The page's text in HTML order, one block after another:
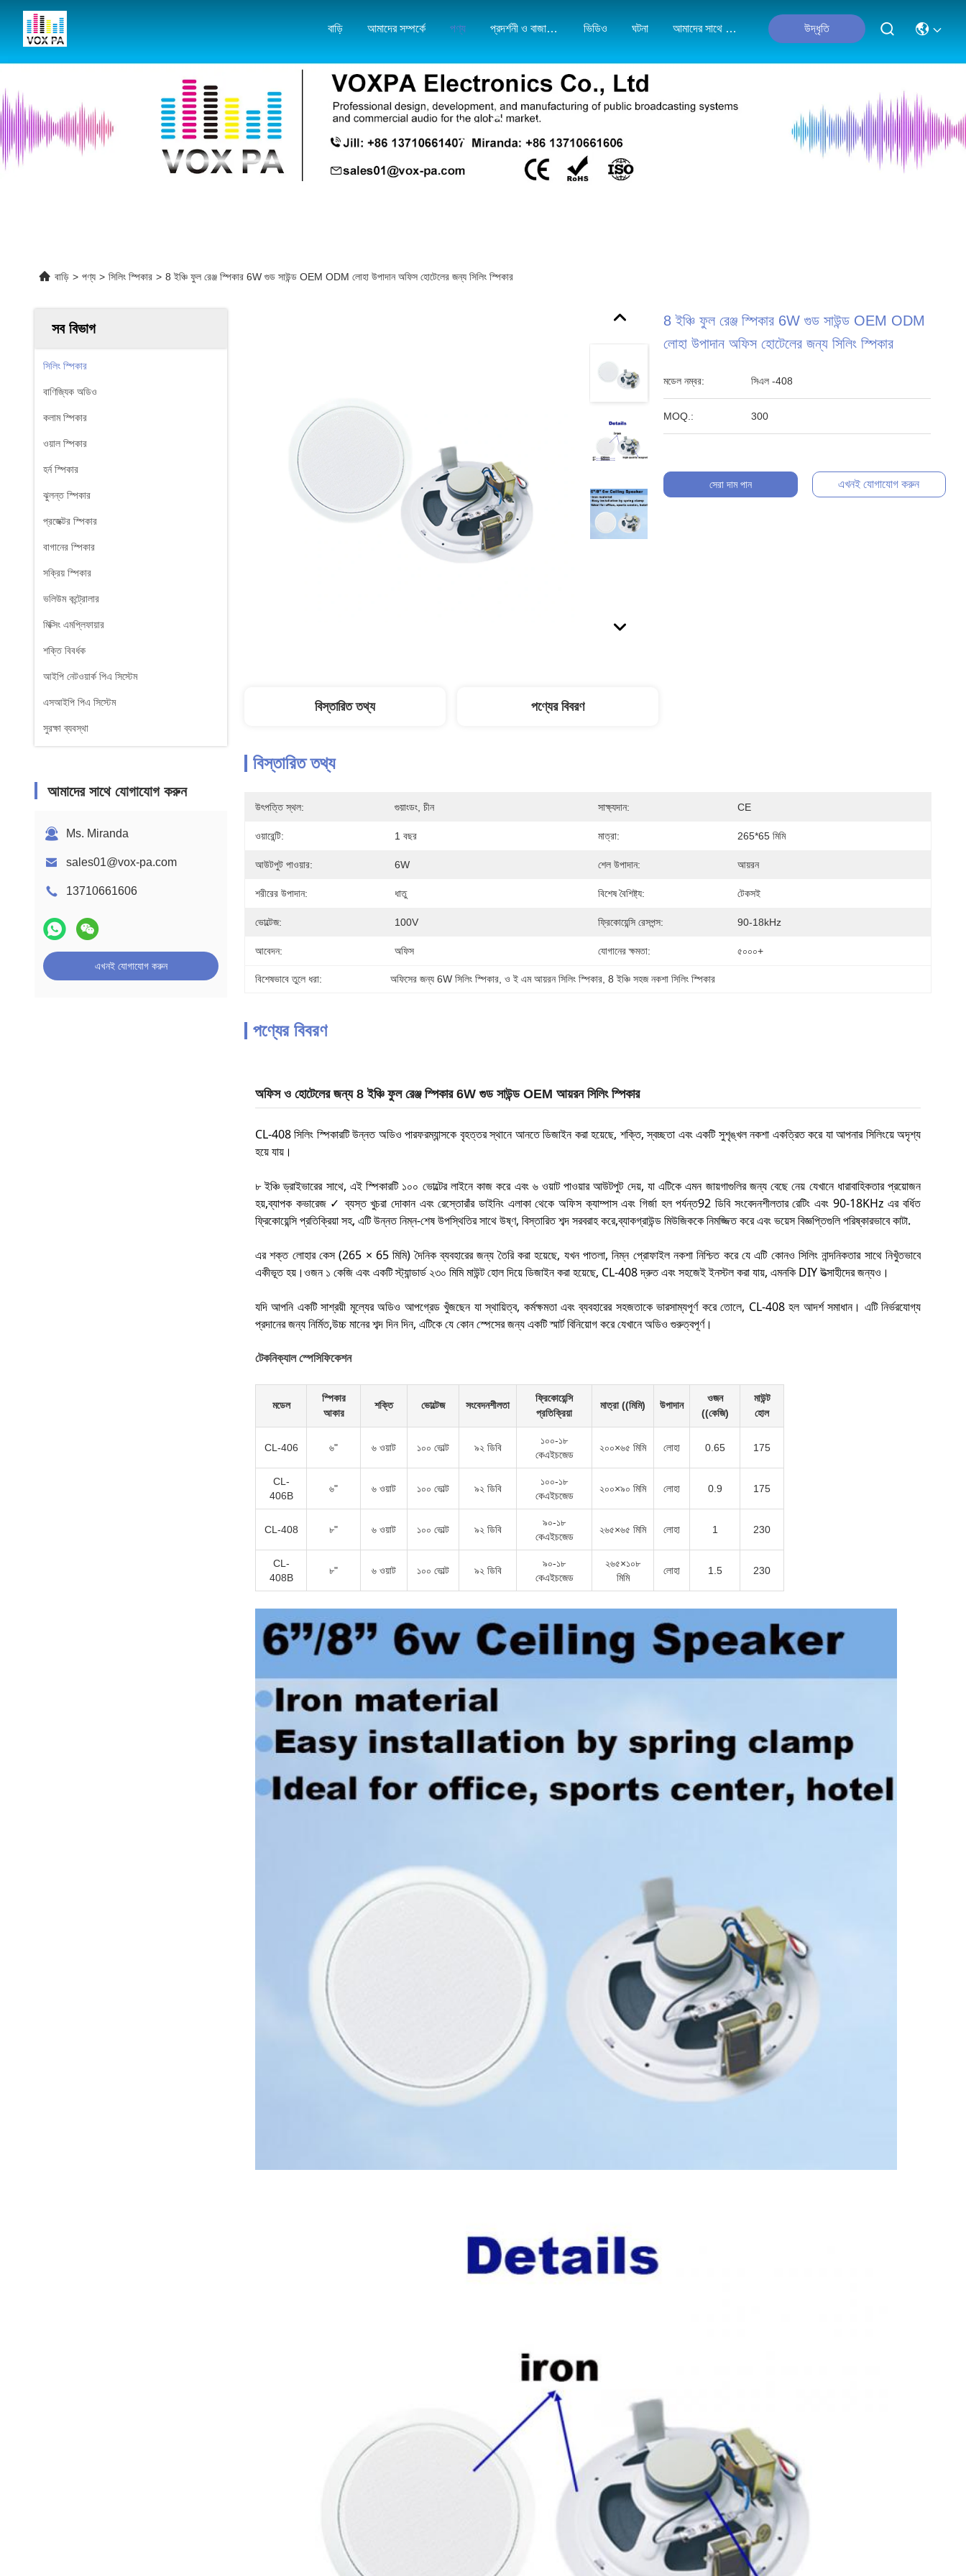
বাড়ি আমাদের সম্পর্কে পণ্য প্রদর্শনী ও বাজার মানচিত্র ভিডিও ঘটনা আমাদের সাথে যোগাযোগ করুন উদ্ধৃতি
পণ্যের বিবরণ
বাড়ি > পণ্য > সিলিং স্পিকার > 8 ইঞ্চি ফুল রেঞ্জ স্পিকার 6W গুড সাউন্ড OEM ODM লোহা উপাদান অফিস হোটেলের জন্য সিলিং স্পিকার
সব বিভাগ
সিলিং স্পিকার
বাণিজ্যিক অডিও
কলাম স্পিকার
ওয়াল স্পিকার
হর্ন স্পিকার
ঝুলন্ত স্পিকার
প্রজেক্টর স্পিকার
বাগানের স্পিকার
সক্রিয় স্পিকার
ভলিউম কন্ট্রোলার
মিক্সিং এমপ্লিফায়ার
শক্তি বিবর্ধক
আইপি নেটওয়ার্ক পিএ সিস্টেম
এসআইপি পিএ সিস্টেম
সুরক্ষা ব্যবস্থা
আমাদের সাথে যোগাযোগ করুন
Ms. Miranda
sales01@vox-pa.com
13710661606
এখনই যোগাযোগ করুন
8 ইঞ্চি ফুল রেঞ্জ স্পিকার 6W গুড সাউন্ড OEM ODM
লোহা উপাদান অফিস হোটেলের জন্য সিলিং স্পিকার
মডেল নম্বর: সিএল -408
MOQ.: 300
সেরা দাম পান এখনই যোগাযোগ করুন
বিস্তারিত তথ্য পণ্যের বিবরণ
বিস্তারিত তথ্য
উৎপত্তি স্থল: গুয়াংডং, চীন সাক্ষ্যদান: CE
ওয়ারেন্টি: 1 বছর মাত্রা: 265*65 মিমি
আউটপুট পাওয়ার: 6W শেল উপাদান: আয়রন
শরীরের উপাদান: ধাতু বিশেষ বৈশিষ্ট্য: টেকসই
ভোল্টেজ: 100V ফ্রিকোয়েন্সি রেসপন্স: 90-18kHz
আবেদন: অফিস যোগানের ক্ষমতা: ৫০০০+
বিশেষভাবে তুলে ধরা: অফিসের জন্য 6W সিলিং স্পিকার , ও ই এম আয়রন সিলিং স্পিকার , 8 ইঞ্চি সহজ নকশা সিলিং স্পিকার
পণ্যের বিবরণ
অফিস ও হোটেলের জন্য 8 ইঞ্চি ফুল রেঞ্জ স্পিকার 6W গুড সাউন্ড OEM আয়রন সিলিং স্পিকার
CL-408 সিলিং স্পিকারটি উন্নত অডিও পারফরম্যান্সকে বৃহত্তর স্থানে আনতে ডিজাইন করা হয়েছে, শক্তি, স্বচ্ছতা এবং একটি সুশৃঙ্খল নকশা একত্রিত করে যা আপনার সিলিংয়ে অদৃশ্য
হয়ে যায়।
৮ ইঞ্চি ড্রাইভারের সাথে, এই স্পিকারটি ১০০ ভোল্টের লাইনে কাজ করে এবং ৬ ওয়াট পাওয়ার আউটপুট দেয়, যা এটিকে এমন জায়গাগুলির জন্য বেছে নেয় যেখানে ধারাবাহিকতার প্রয়োজন
হয়,ব্যাপক কভারেজ ✓ ব্যস্ত খুচরা দোকান এবং রেস্তোরাঁর ডাইনিং এলাকা থেকে অফিস ক্যাম্পাস এবং গির্জা হল পর্যন্ত92 ডিবি সংবেদনশীলতার রেটিং এবং 90-18KHz এর বর্ধিত
ফ্রিকোয়েন্সি প্রতিক্রিয়া সহ, এটি উন্নত নিম্ন-শেষ উপস্থিতির সাথে উষ্ণ, বিস্তারিত শব্দ সরবরাহ করে,ব্যাকগ্রাউন্ড মিউজিককে নিমজ্জিত করে এবং ভয়েস বিজ্ঞপ্তিগুলি পরিষ্কারভাবে কাটা.
এর শক্ত লোহার কেস (265 × 65 মিমি) দৈনিক ব্যবহারের জন্য তৈরি করা হয়েছে, যখন পাতলা, নিম্ন প্রোফাইল নকশা নিশ্চিত করে যে এটি কোনও সিলিং নান্দনিকতার সাথে নিখুঁতভাবে
একীভূত হয়।ওজন ১ কেজি এবং একটি স্ট্যান্ডার্ড ২৩০ মিমি মাউন্ট হোল দিয়ে ডিজাইন করা হয়েছে, CL-408 দ্রুত এবং সহজেই ইনস্টল করা যায়, এমনকি DIY উত্সাহীদের জন্যও।
যদি আপনি একটি সাশ্রয়ী মূল্যের অডিও আপগ্রেড খুঁজছেন যা স্থায়িত্ব, কর্মক্ষমতা এবং ব্যবহারের সহজতাকে ভারসাম্যপূর্ণ করে তোলে, CL-408 হল আদর্শ সমাধান। এটি নির্ভরযোগ্য
প্রদানের জন্য নির্মিত,উচ্চ মানের শব্দ দিন দিন, এটিকে যে কোন স্পেসের জন্য একটি স্মার্ট বিনিয়োগ করে যেখানে অডিও গুরুত্বপূর্ণ।
টেকনিক্যাল স্পেসিফিকেশন
মডেল
স্পিকার
আকার
শক্তি ভোল্টেজ সংবেদনশীলতা
ফ্রিকোয়েন্সি
প্রতিক্রিয়া
মাত্রা ((মিমি) উপাদান
ওজন
((কেজি)
মাউন্ট
হোল
CL-406 ৬" ৬ ওয়াট ১০০ ভোল্ট ৯২ ডিবি
১০০-১৮
কেএইচজেড
২০০×৬৫ মিমি লোহা 0.65 175
CL-
406B
৬" ৬ ওয়াট ১০০ ভোল্ট ৯২ ডিবি
১০০-১৮
কেএইচজেড
২০০×৯০ মিমি লোহা 0.9 175
CL-408 ৮" ৬ ওয়াট ১০০ ভোল্ট ৯২ ডিবি
৯০-১৮
কেএইচজেড
২৬৫×৬৫ মিমি লোহা 1 230
CL-
408B
৮" ৬ ওয়াট ১০০ ভোল্ট ৯২ ডিবি
৯০-১৮
কেএইচজেড
২৬৫×১০৮
মিমি
লোহা 1.5 230